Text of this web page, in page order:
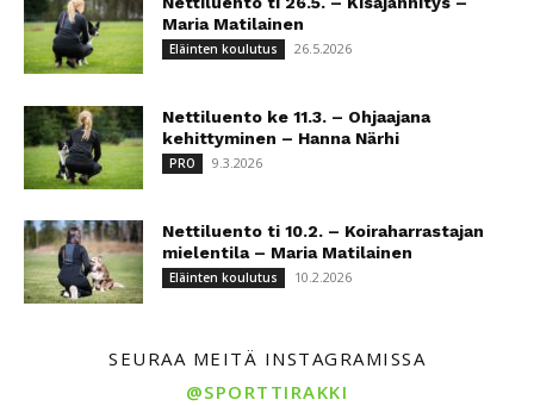
Maria Matilainen
Eläinten koulutus 26.5.2026
Nettiluento ke 11.3. – Ohjaajana
kehittyminen – Hanna Närhi
PRO 9.3.2026
Nettiluento ti 10.2. – Koiraharrastajan
mielentila – Maria Matilainen
Eläinten koulutus 10.2.2026
SEURAA MEITÄ INSTAGRAMISSA
@SPORTTIRAKKI